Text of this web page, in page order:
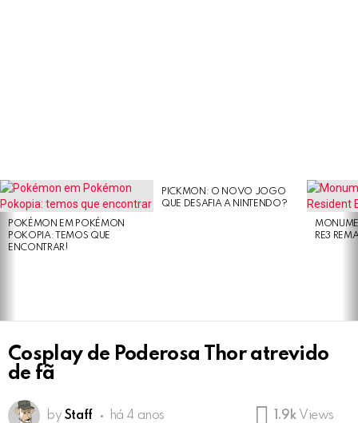
LATEST
STORIES
POKÉMON EM POKÉMON
POKOPIA: TEMOS QUE
ENCONTRAR!
PICKMON: O NOVO JOGO
QUE DESAFIA A NINTENDO?
RE3
Cosplay de Poderosa Thor atrevido
de fã
by Staff há 4 anos 1.9k Views